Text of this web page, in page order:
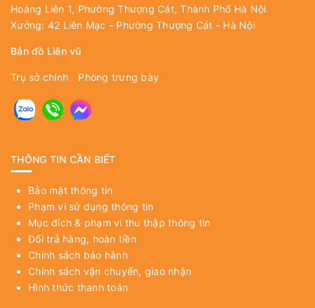
Hoàng Liên 1, Phường Thượng Cát, Thành Phố Hà Nội.
Xưởng: 42 Liên Mạc - Phường Thượng Cát - Hà Nội
Bản đồ Liên vũ
Trụ sở chính Phòng trưng bày
THÔNG TIN CẦN BIẾT
Bảo mật thông tin
Phạm vi sử dụng thông tin
Mục đích & phạm vi thu thập thông tin
Đổi trả hàng, hoàn tiền
Chính sách bảo hành
Chính sách vận chuyển, giao nhận
Hình thức thanh toán